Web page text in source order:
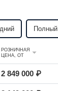
Полный
РОЗНИЧНАЯ
ЦЕНА, ОТ
2 849 000 ₽